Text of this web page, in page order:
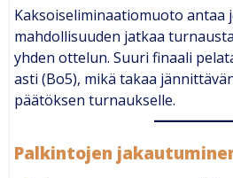
Kaksoiseliminaatiomuoto antaa
mahdollisuuden jatkaa
yhden ottelun. Suuri finaali
asti (Bo5), mikä takaa
päätöksen turnaukselle.
Palkintojen